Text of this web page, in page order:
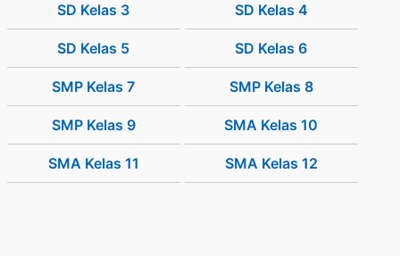
SD Kelas 3 SD Kelas 4
SD Kelas 5 SD Kelas 6
SMP Kelas 7 SMP Kelas 8
SMP Kelas 9 SMA Kelas 10
SMA Kelas 11 SMA Kelas 12